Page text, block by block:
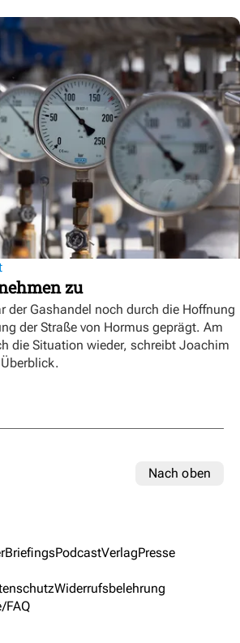
zu
der Gashandel noch durch die Hoffnung
der Straße von Hormus geprägt. Am
die Situation wieder, schreibt Joachim
Nach oben
BriefingsPodcastVerlagPresse
Widerrufsbelehrung
FAQ